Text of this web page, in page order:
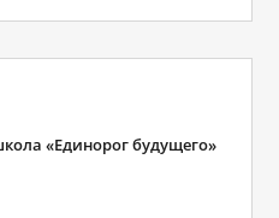
«Единорог будущего»